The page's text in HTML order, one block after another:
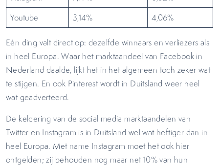
Youtube
3,14% 4,06%
Eén ding valt direct op: dezelfde winnaars en verliezers als
in heel Europa. Waar het marktaandeel van Facebook in
Nederland daalde, lijkt het in het algemeen toch zeker wat
te stijgen. En ook Pinterest wordt in Duitsland weer heel
wat geadverteerd.
De keldering van de social media marktaandelen van
Twitter en Instagram is in Duitsland wel wat heftiger dan in
heel Europa. Met name Instagram moet het ook hier
ontgelden; zij behouden nog maar net 10% van hun